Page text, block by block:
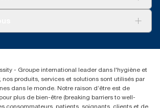
distributeurs
AG
16:30 | Vendredi 8:00-15:00
- Groupe international leader dans l'hygiène et
nos produits, services et solutions sont utilisés par
dans le monde. Notre raison d’être est de
plus de bien-être (breaking barriers to well-
consommateurs, patients, soignants, clients et de